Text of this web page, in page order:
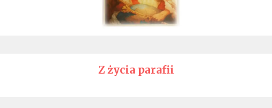
Parafia Jezusa Chrystusa
Króla Wszechświata – Rawa
Z życia parafii